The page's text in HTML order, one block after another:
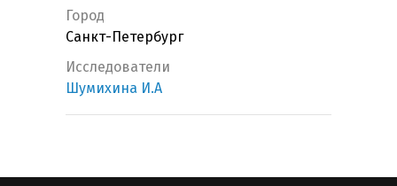
Город
Санкт-Петербург
Исследователи
Шумихина И.А